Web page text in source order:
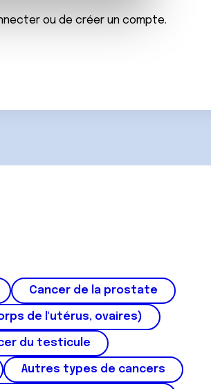
ou de créer un compte.
Cancer de la prostate
de l'utérus, ovaires)
du testicule
Autres types de cancers